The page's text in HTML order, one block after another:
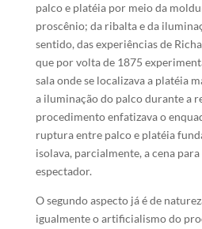
palco e platéia por meio da
proscênio; da ribalta e da
sentido, das experiências de
que por volta de 1875
sala onde se localizava a platéia
a iluminação do palco durante a
procedimento enfatizava o
ruptura entre palco e platéia
isolava, parcialmente, a cena
espectador.
O segundo aspecto já é de
igualmente o artificialismo do